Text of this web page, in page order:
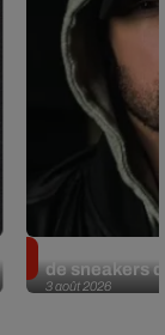
3 août 2026
de sneakers